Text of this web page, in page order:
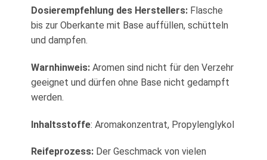
Dosierempfehlung des Herstellers:Flasche
bis zur Oberkante mit Base auffüllen, schütteln
und dampfen.
Warnhinweis:Aromen sind nicht für den Verzehr
geeignet und dürfen ohne Base nicht gedampft
werden.
Inhaltsstoffe: Aromakonzentrat, Propylenglykol
Reifeprozess:Der Geschmack von vielen